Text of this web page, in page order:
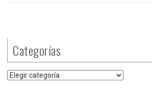
Categorías
Categorías